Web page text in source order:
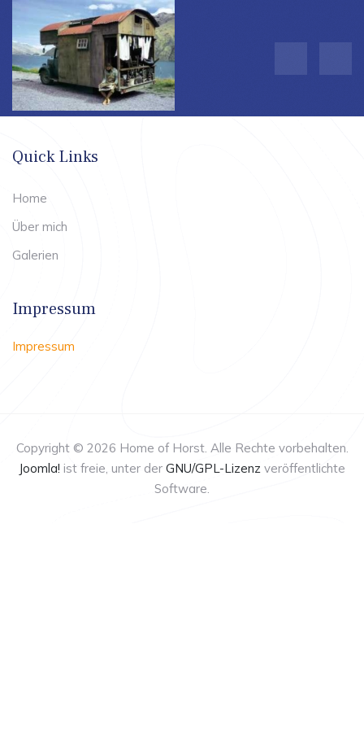
Quick Links
Home
Über mich
Galerien
Impressum
Impressum
Copyright © 2026 Home of Horst. Alle Rechte vorbehalten.
Joomla! ist freie, unter der GNU/GPL-Lizenz veröffentlichte
Software.